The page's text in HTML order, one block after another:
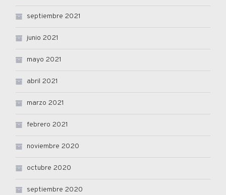
septiembre 2021
junio 2021
mayo 2021
abril 2021
marzo 2021
febrero 2021
noviembre 2020
octubre 2020
septiembre 2020